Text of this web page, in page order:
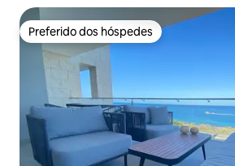
Preferido dos hóspedes
Preferido dos hóspedes